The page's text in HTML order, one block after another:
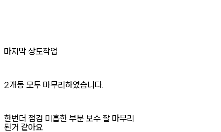
마지막 상도작업
2개동 모두 마무리하였습니다.
한번더 점검 미흡한 부분 보수 잘 마무리
된거 같아요